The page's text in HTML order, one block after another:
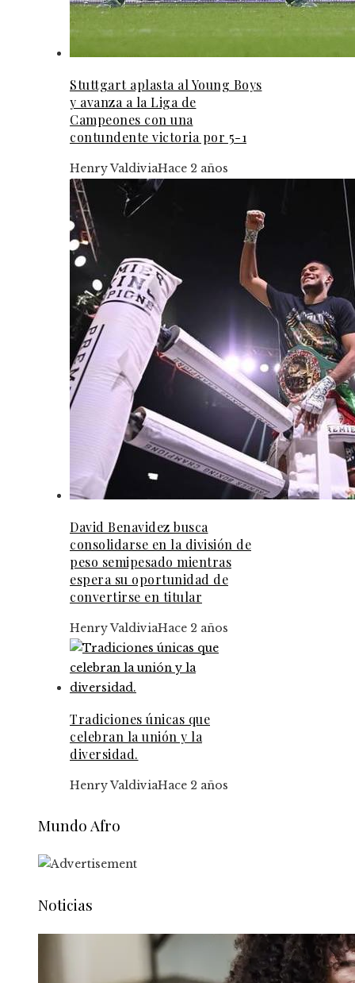
Stuttgart aplasta al Young Boys
y avanza a la Liga de
Campeones con una
contundente victoria por 5-1
Henry ValdiviaHace 2 años
David Benavidez busca
consolidarse en la división de
peso semipesado mientras
espera su oportunidad de
convertirse en titular
Henry ValdiviaHace 2 años
Tradiciones únicas que
celebran la unión y la
diversidad.
Henry ValdiviaHace 2 años
Mundo Afro
Noticias